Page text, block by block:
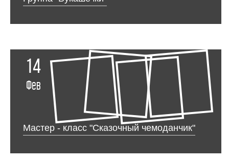
14
Фев
Мастер - класс "Сказочный чемоданчик"